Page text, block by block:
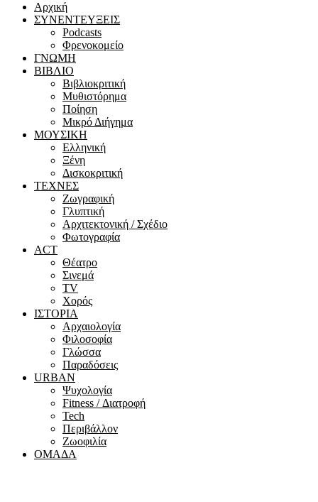
Αρχική
ΣΥΝΕΝΤΕΥΞΕΙΣ
Podcasts
Φρενοκομείο
ΓΝΩΜΗ
ΒΙΒΛΙΟ
Βιβλιοκριτική
Μυθιστόρημα
Ποίηση
Μικρό Διήγημα
ΜΟΥΣΙΚΗ
Ελληνική
Ξένη
Δισκοκριτική
ΤΕΧΝΕΣ
Ζωγραφική
Γλυπτική
Αρχιτεκτονική / Σχέδιο
Φωτογραφία
ACT
Θέατρο
Σινεμά
ΤV
Χορός
ΙΣΤΟΡΙΑ
Αρχαιολογία
Φιλοσοφία
Γλώσσα
Παραδόσεις
URBAN
Ψυχολογία
Fitness / Διατροφή
Tech
Περιβάλλον
Ζωοφιλία
ΟΜΑΔΑ